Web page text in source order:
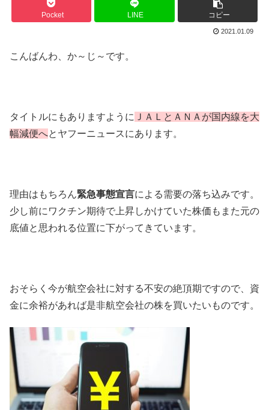
Pocket LINE コピー
2021.01.09
こんばんわ、か～じ～です。
タイトルにもありますように ＪＡＬとＡＮＡが国内線を大
幅減便へとヤフーニュースにあります。
理由はもちろん緊急事態宣言による需要の落ち込みです。
少し前にワクチン期待で上昇しかけていた株価もまた元の
底値と思われる位置に下がってきています。
おそらく今が航空会社に対する不安の絶頂期ですので、資
金に余裕があれば是非航空会社の株を買いたいものです。